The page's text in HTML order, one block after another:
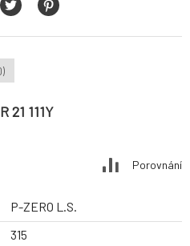
21 111Y
Porovnání
P-ZERO L.S.
315